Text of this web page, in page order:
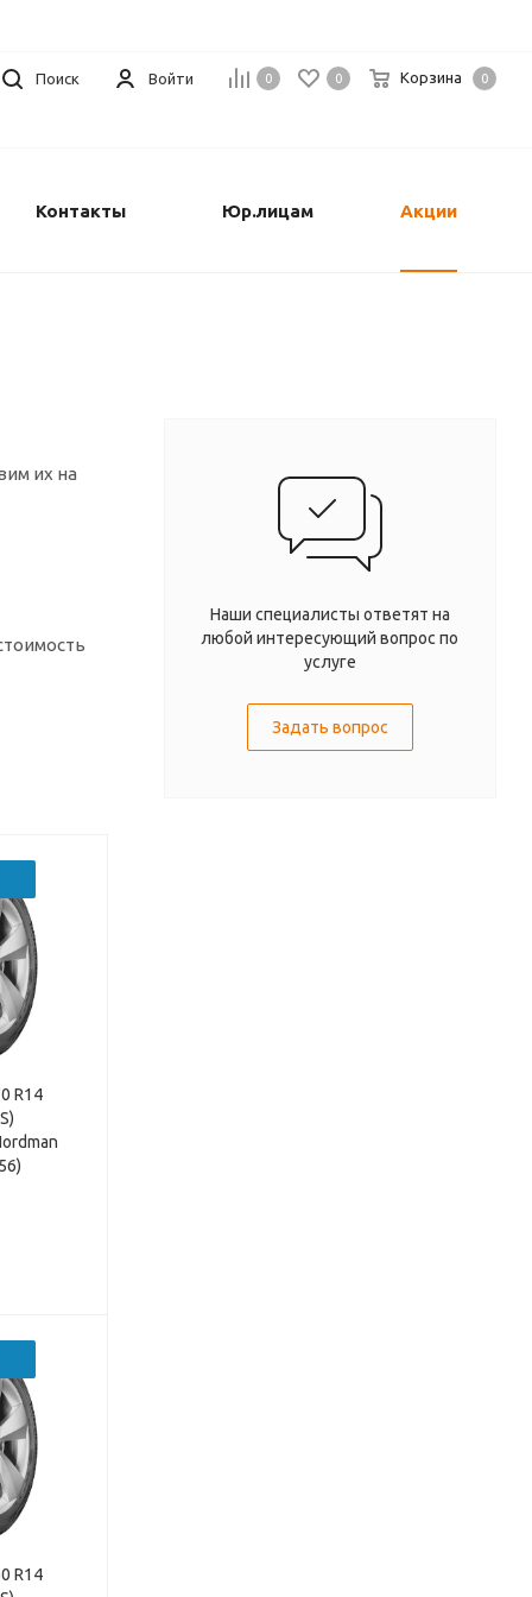
0 0 Корзина 0
Войти
Поиск
Контакты Юр.лицам Акции
их на
Наши специалисты ответят на
любой интересующий вопрос по
услуге
Задать вопрос
R14
R14